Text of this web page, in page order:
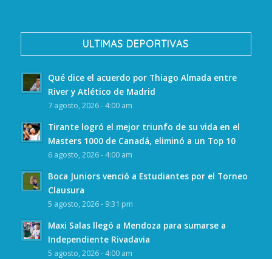
ULTIMAS DEPORTIVAS
Qué dice el acuerdo por Thiago Almada entre
River y Atlético de Madrid
7 agosto, 2026 - 4:00 am
Tirante logró el mejor triunfo de su vida en el
Masters 1000 de Canadá, eliminó a un Top 10
6 agosto, 2026 - 4:00 am
Boca Juniors venció a Estudiantes por el Torneo
Clausura
5 agosto, 2026 - 9:31 pm
Maxi Salas llegó a Mendoza para sumarse a
Independiente Rivadavia
5 agosto, 2026 - 4:00 am